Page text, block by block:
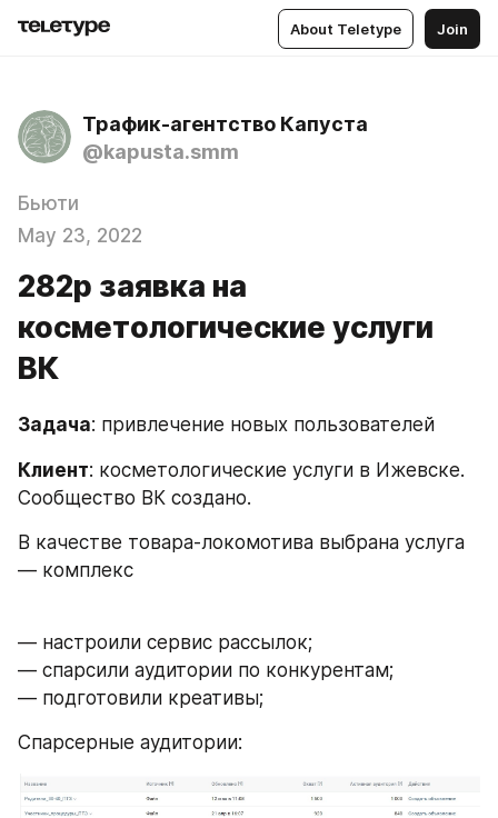
About Teletype Join
Трафик-агентство Капуста
@kapusta.smm
Бьюти
May 23, 2022
282р заявка на
косметологические услуги
ВК
Задача: привлечение новых пользователей
Клиент: косметологические услуги в Ижевске.
Сообщество ВК создано.
В качестве товара-локомотива выбрана услуга
— комплекс
— настроили сервис рассылок;
— спарсили аудитории по конкурентам;
— подготовили креативы;
Спарсерные аудитории: